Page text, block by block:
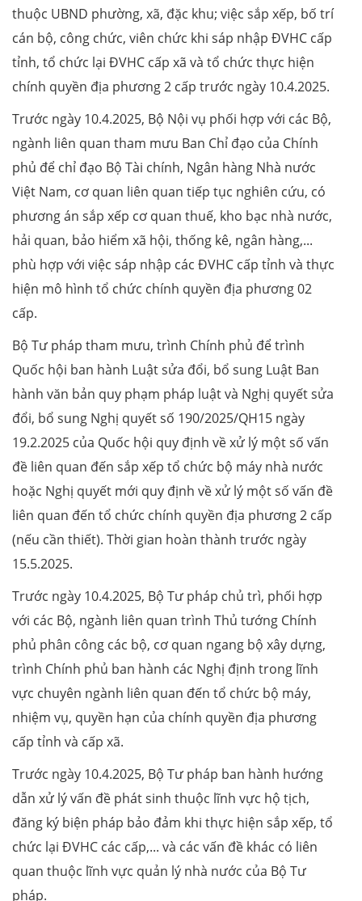
thuộc UBND phường, xã, đặc khu; việc sắp xếp, bố trí
cán bộ, công chức, viên chức khi sáp nhập ĐVHC cấp
tỉnh, tổ chức lại ĐVHC cấp xã và tổ chức thực hiện
chính quyền địa phương 2 cấp trước ngày 10.4.2025.
Trước ngày 10.4.2025, Bộ Nội vụ phối hợp với các Bộ,
ngành liên quan tham mưu Ban Chỉ đạo của Chính
phủ để chỉ đạo Bộ Tài chính, Ngân hàng Nhà nước
Việt Nam, cơ quan liên quan tiếp tục nghiên cứu, có
phương án sắp xếp cơ quan thuế, kho bạc nhà nước,
hải quan, bảo hiểm xã hội, thống kê, ngân hàng,...
phù hợp với việc sáp nhập các ĐVHC cấp tỉnh và thực
hiện mô hình tổ chức chính quyền địa phương 02
cấp.
Bộ Tư pháp tham mưu, trình Chính phủ để trình
Quốc hội ban hành Luật sửa đổi, bổ sung Luật Ban
hành văn bản quy phạm pháp luật và Nghị quyết sửa
đổi, bổ sung Nghị quyết số 190/2025/QH15 ngày
19.2.2025 của Quốc hội quy định về xử lý một số vấn
đề liên quan đến sắp xếp tổ chức bộ máy nhà nước
hoặc Nghị quyết mới quy định về xử lý một số vấn đề
liên quan đến tổ chức chính quyền địa phương 2 cấp
(nếu cần thiết). Thời gian hoàn thành trước ngày
15.5.2025.
Trước ngày 10.4.2025, Bộ Tư pháp chủ trì, phối hợp
với các Bộ, ngành liên quan trình Thủ tướng Chính
phủ phân công các bộ, cơ quan ngang bộ xây dựng,
trình Chính phủ ban hành các Nghị định trong lĩnh
vực chuyên ngành liên quan đến tổ chức bộ máy,
nhiệm vụ, quyền hạn của chính quyền địa phương
cấp tỉnh và cấp xã.
Trước ngày 10.4.2025, Bộ Tư pháp ban hành hướng
dẫn xử lý vấn đề phát sinh thuộc lĩnh vực hộ tịch,
đăng ký biện pháp bảo đảm khi thực hiện sắp xếp, tổ
chức lại ĐVHC các cấp,... và các vấn đề khác có liên
quan thuộc lĩnh vực quản lý nhà nước của Bộ Tư
pháp.